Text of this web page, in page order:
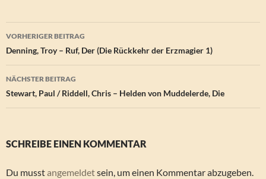
Beitragsnavigation
VORHERIGER BEITRAG
Denning, Troy – Ruf, Der (Die Rückkehr der Erzmagier 1)
NÄCHSTER BEITRAG
Stewart, Paul / Riddell, Chris – Helden von Muddelerde, Die
SCHREIBE EINEN KOMMENTAR
Du musstangemeldetsein, um einen Kommentar abzugeben.